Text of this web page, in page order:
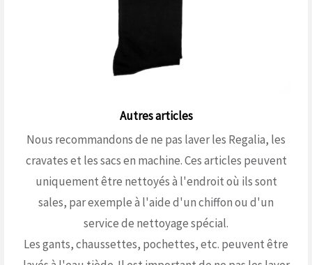
Autres articles
Nous recommandons de ne pas laver les Regalia, les
cravates et les sacs en machine. Ces articles peuvent
uniquement être nettoyés à l'endroit où ils sont
sales, par exemple à l'aide d'un chiffon ou d'un
service de nettoyage spécial.
Les gants, chaussettes, pochettes, etc. peuvent être